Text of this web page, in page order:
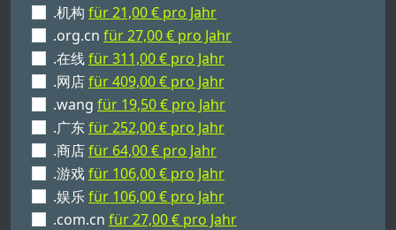
.机构 für 21,00 € pro Jahr
.org.cn für 27,00 € pro Jahr
.在线für 311,00 € pro Jahr
.网店für 409,00 € pro Jahr
.wang für 19,50 € pro Jahr
.广东für 252,00 € pro Jahr
.商店für 64,00 € pro Jahr
.游戏für 106,00 € pro Jahr
.娱乐für 106,00 € pro Jahr
.com.cn für 27,00 € pro Jahr